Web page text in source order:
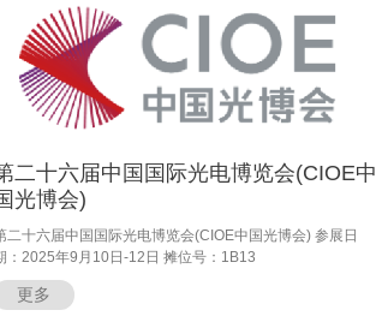
二十六届中国国际光电博览会(CIOE中
光博会)
二十六届中国国际光电博览会(CIOE中国光博会) 参展日
：2025年9月10日-12日 摊位号：1B13
更多